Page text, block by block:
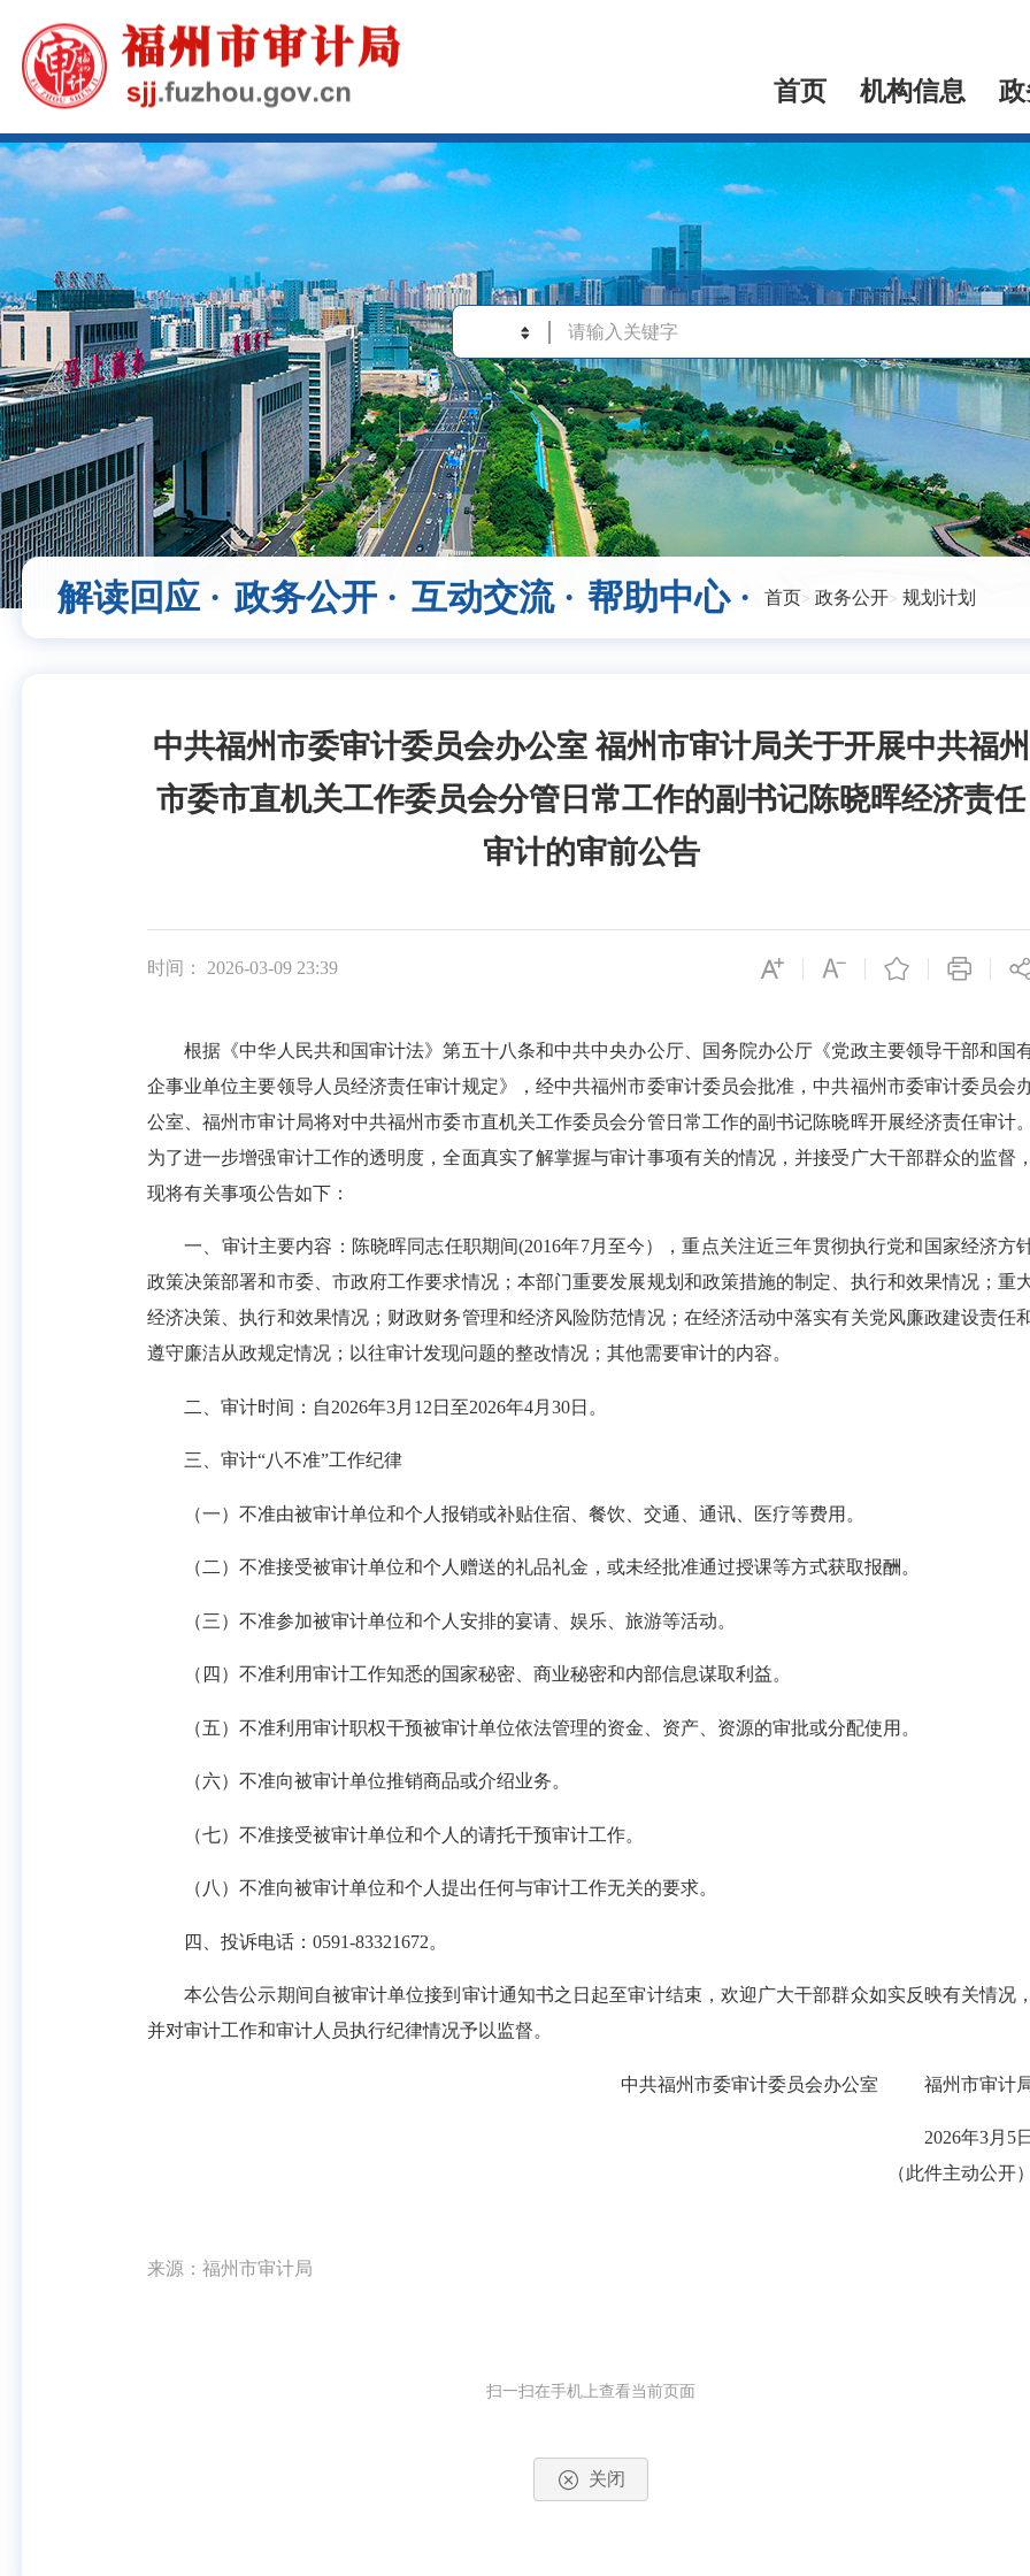
首页 机构信息
解读回应 · 政务公开 · 互动交流 · 帮助中心 · 首页 政务公开 规划计划
中共福州市委审计委员会办公室 福州市审计局关于开展中共福州
市委市直机关工作委员会分管日常工作的副书记陈晓晖经济责任
审计的审前公告
时间： 2026-03-09 23:39
根据《中华人民共和国审计法》第五十八条和中共中央办公厅、国务院办公厅《党政主要领导干部和国
企事业单位主要领导人员经济责任审计规定》，经中共福州市委审计委员会批准，中共福州市委审计委员会
公室、福州市审计局将对中共福州市委市直机关工作委员会分管日常工作的副书记陈晓晖开展经济责任审计
为了进一步增强审计工作的透明度，全面真实了解掌握与审计事项有关的情况，并接受广大干部群众的监督
现将有关事项公告如下：
一、审计主要内容：陈晓晖同志任职期间(2016年7月至今），重点关注近三年贯彻执行党和国家经济方
政策决策部署和市委、市政府工作要求情况；本部门重要发展规划和政策措施的制定、执行和效果情况；重
经济决策、执行和效果情况；财政财务管理和经济风险防范情况；在经济活动中落实有关党风廉政建设责任
遵守廉洁从政规定情况；以往审计发现问题的整改情况；其他需要审计的内容。
二、审计时间：自2026年3月12日至2026年4月30日。
三、审计“八不准”工作纪律
（一）不准由被审计单位和个人报销或补贴住宿、餐饮、交通、通讯、医疗等费用。
（二）不准接受被审计单位和个人赠送的礼品礼金，或未经批准通过授课等方式获取报酬。
（三）不准参加被审计单位和个人安排的宴请、娱乐、旅游等活动。
（四）不准利用审计工作知悉的国家秘密、商业秘密和内部信息谋取利益。
（五）不准利用审计职权干预被审计单位依法管理的资金、资产、资源的审批或分配使用。
（六）不准向被审计单位推销商品或介绍业务。
（七）不准接受被审计单位和个人的请托干预审计工作。
（八）不准向被审计单位和个人提出任何与审计工作无关的要求。
四、投诉电话：0591-83321672。
本公告公示期间自被审计单位接到审计通知书之日起至审计结束，欢迎广大干部群众如实反映有关情况
并对审计工作和审计人员执行纪律情况予以监督。
中共福州市委审计委员会办公室 福州市审计
2026年3月5
（此件主动公开
来源：福州市审计局
扫一扫在手机上查看当前页面
关闭